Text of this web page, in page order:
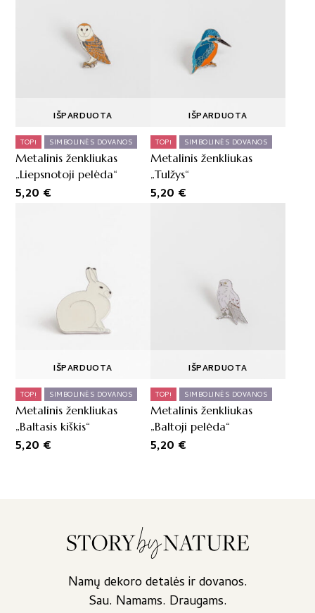
TOP! SIMBOLINĖS DOVANOS
Metalinis ženkliukas
„Liepsnotoji pelėda“
5,20 €
IŠPARDUOTA
TOP! SIMBOLINĖS DOVANOS
Metalinis ženkliukas
„Tulžys“
5,20 €
IŠPARDUOTA
TOP! SIMBOLINĖS DOVANOS
Metalinis ženkliukas
„Baltasis kiškis“
5,20 €
IŠPARDUOTA
TOP! SIMBOLINĖS DOVANOS
Metalinis ženkliukas
„Baltoji pelėda“
5,20 €
IŠPARDUOTA
Namų dekoro detalės ir dovanos.
Sau. Namams. Draugams.